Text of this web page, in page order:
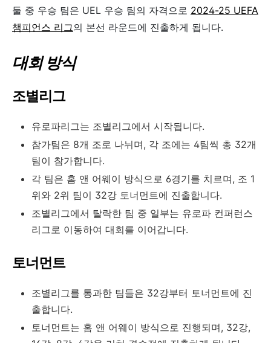
둘 중 우승 팀은 UEL 우승 팀의 자격으로 2024-25 UEFA
챔피언스 리그의 본선 라운드에 진출하게 됩니다.
대회 방식
조별리그
유로파리그는 조별리그에서 시작됩니다.
참가팀은 8개 조로 나뉘며, 각 조에는 4팀씩 총 32개
팀이 참가합니다.
각 팀은 홈 앤 어웨이 방식으로 6경기를 치르며, 조 1
위와 2위 팀이 32강 토너먼트에 진출합니다.
조별리그에서 탈락한 팀 중 일부는 유로파 컨퍼런스
리그로 이동하여 대회를 이어갑니다.
토너먼트
조별리그를 통과한 팀들은 32강부터 토너먼트에 진
출합니다.
토너먼트는 홈 앤 어웨이 방식으로 진행되며, 32강,